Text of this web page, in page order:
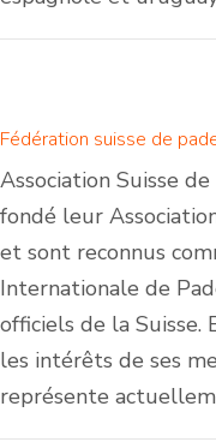
Fédération suisse de
Association Suisse
fondé leur
et sont reconnus
Internationale de
officiels de la Suisse.
les intérêts de ses
représente